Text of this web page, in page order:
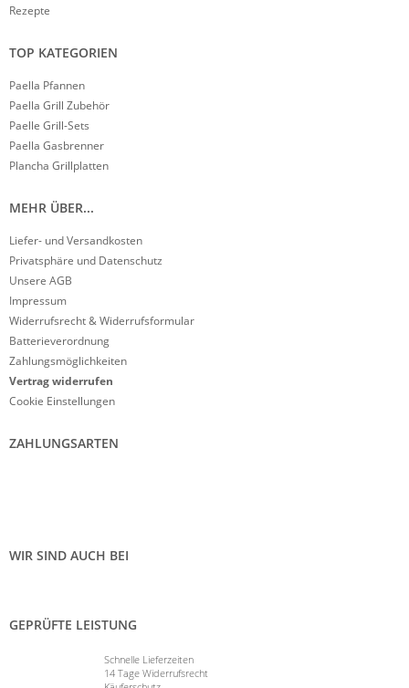
Rezepte
TOP KATEGORIEN
Paella Pfannen
Paella Grill Zubehör
Paelle Grill-Sets
Paella Gasbrenner
Plancha Grillplatten
MEHR ÜBER...
Liefer- und Versandkosten
Privatsphäre und Datenschutz
Unsere AGB
Impressum
Widerrufsrecht & Widerrufsformular
Batterieverordnung
Zahlungsmöglichkeiten
Vertrag widerrufen
Cookie Einstellungen
ZAHLUNGSARTEN
WIR SIND AUCH BEI
GEPRÜFTE LEISTUNG
Schnelle Lieferzeiten
14 Tage Widerrufsrecht